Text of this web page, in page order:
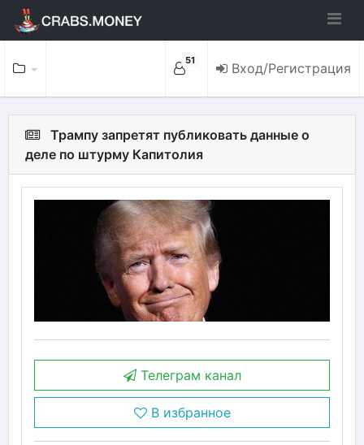
51 Вход/Регистрация
Трампу запретят публиковать данные о
деле по штурму Капитолия
Телеграм канал
В избранное